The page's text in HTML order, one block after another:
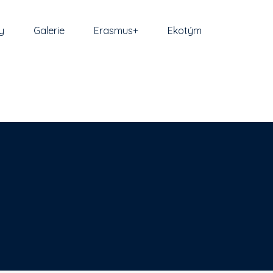
Galerie Erasmus+ Ekotým